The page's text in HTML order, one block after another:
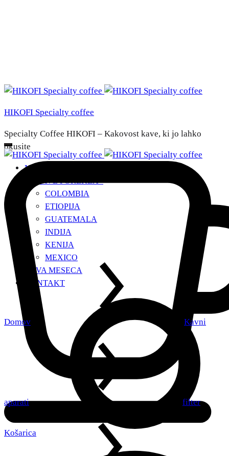
HIKOFI Specialty coffee
Specialty Coffee HIKOFI – Kakovost kave, ki jo lahko
okusite
NAŠE KAVE
DRŽAVE POREKLA+
COLOMBIA
ETIOPIJA
GUATEMALA
INDIJA
KENIJA
MEXICO
KAVA MESECA
KONTAKT
Košarica
Domov Kavni
aparati filter